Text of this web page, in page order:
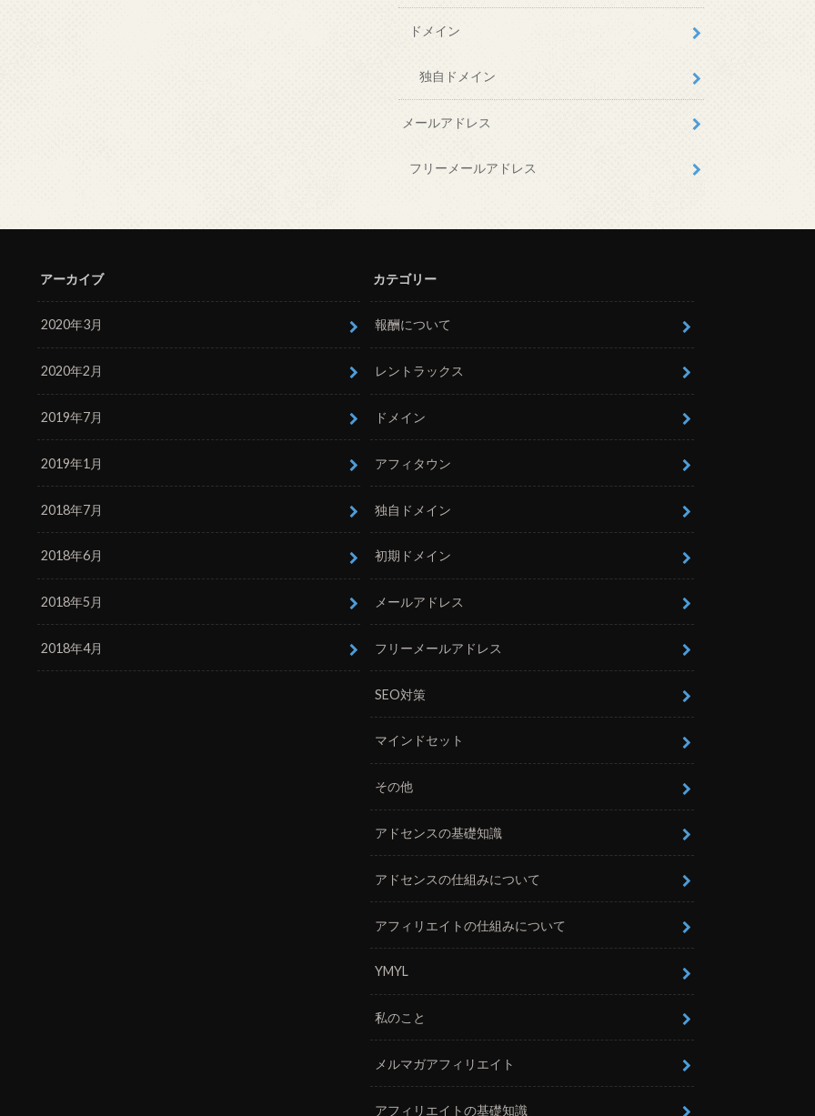
ドメイン
独自ドメイン
メールアドレス
フリーメールアドレス
アーカイブ
2020年3月
2020年2月
2019年7月
2019年1月
2018年7月
2018年6月
2018年5月
2018年4月
カテゴリー
報酬について
レントラックス
ドメイン
アフィタウン
独自ドメイン
初期ドメイン
メールアドレス
フリーメールアドレス
SEO対策
マインドセット
その他
アドセンスの基礎知識
アドセンスの仕組みについて
アフィリエイトの仕組みについて
YMYL
私のこと
メルマガアフィリエイト
アフィリエイトの基礎知識